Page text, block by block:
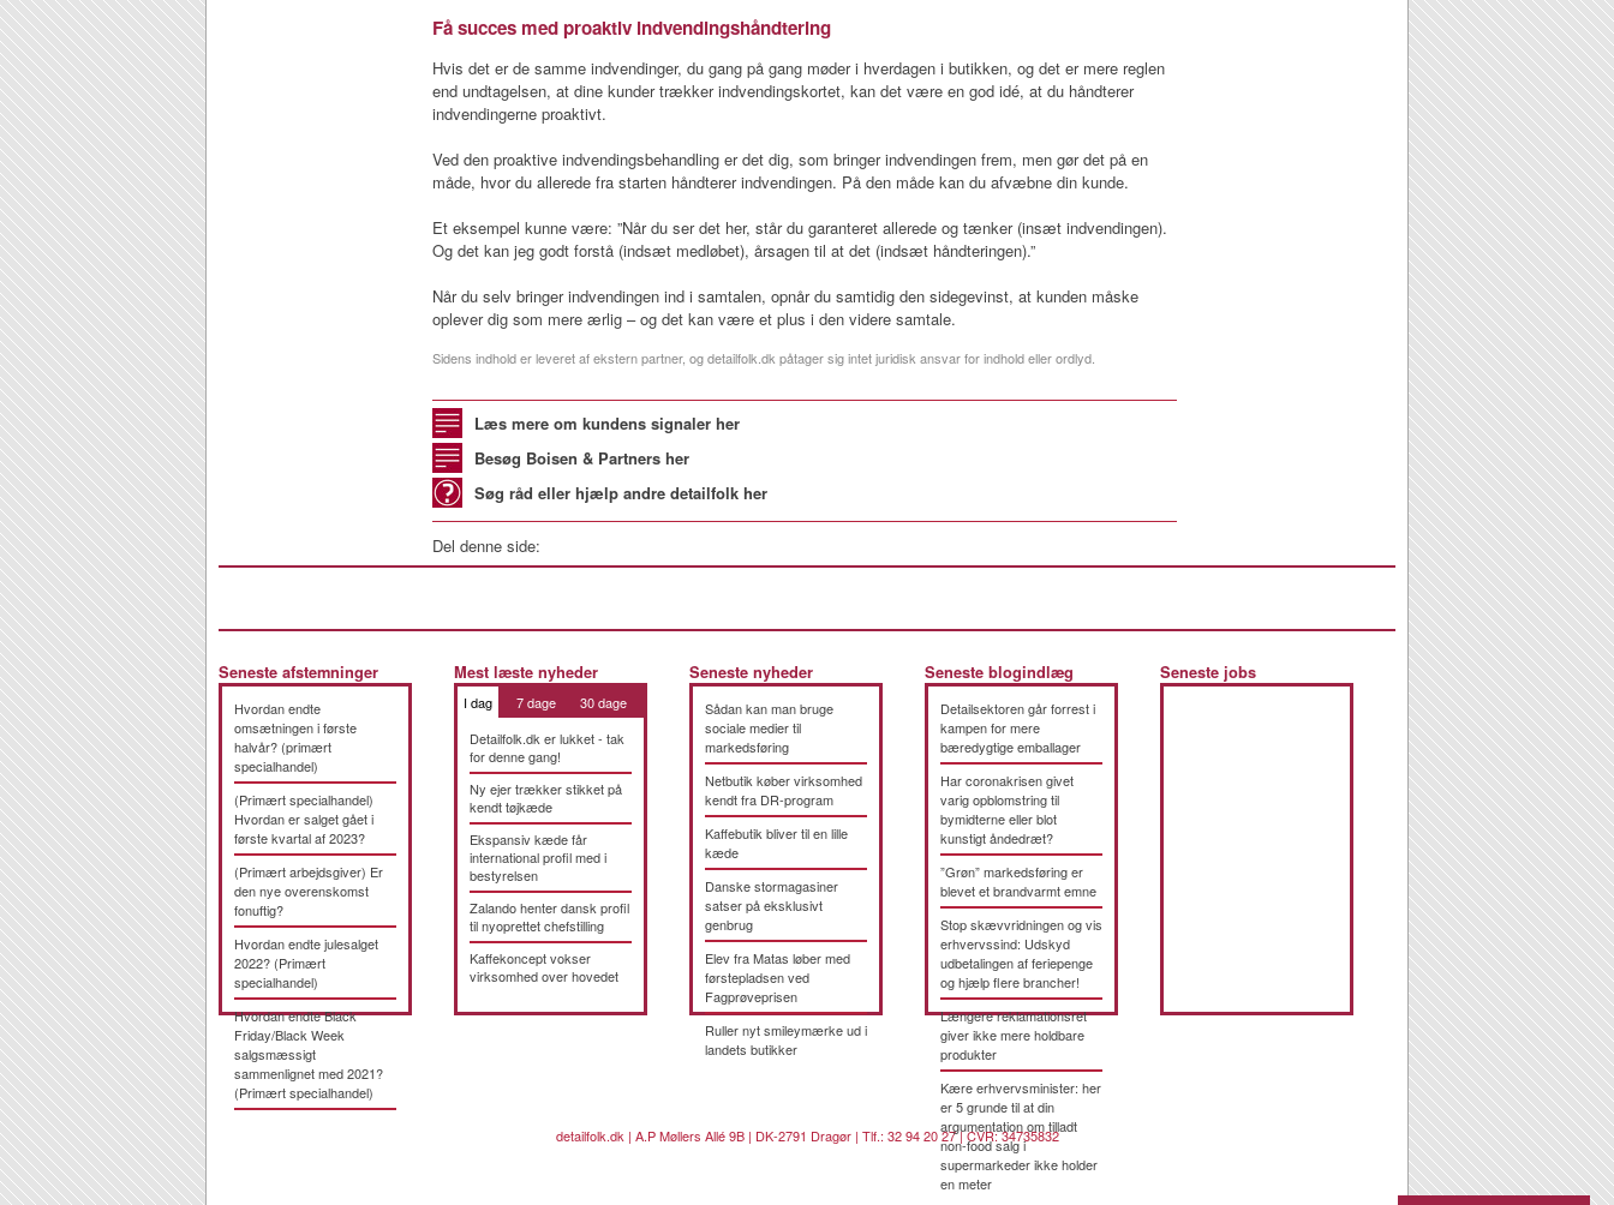
Få succes med proaktiv indvendingshåndtering
Hvis det er de samme indvendinger, du gang på gang møder i hverdagen i butikken, og det er mere reglen
end undtagelsen, at dine kunder trækker indvendingskortet, kan det være en god idé, at du håndterer
indvendingerne proaktivt.
Ved den proaktive indvendingsbehandling er det dig, som bringer indvendingen frem, men gør det på en
måde, hvor du allerede fra starten håndterer indvendingen. På den måde kan du afvæbne din kunde.
Et eksempel kunne være: ”Når du ser det her, står du garanteret allerede og tænker (insæt indvendingen).
Og det kan jeg godt forstå (indsæt medløbet), årsagen til at det (indsæt håndteringen).”
Når du selv bringer indvendingen ind i samtalen, opnår du samtidig den sidegevinst, at kunden måske
oplever dig som mere ærlig – og det kan være et plus i den videre samtale.
Sidens indhold er leveret af ekstern partner, og detailfolk.dk påtager sig intet juridisk ansvar for indhold eller ordlyd.
Læs mere om kundens signaler her
Besøg Boisen & Partners her
Søg råd eller hjælp andre detailfolk her
Del denne side:
Seneste afstemninger
Hvordan endte
omsætningen i første
halvår? (primært
specialhandel)
(Primært specialhandel)
Hvordan er salget gået i
første kvartal af 2023?
(Primært arbejdsgiver) Er
den nye overenskomst
fonuftig?
Hvordan endte julesalget
2022? (Primært
specialhandel)
Hvordan endte Black
Friday/Black Week
salgsmæssigt
sammenlignet med 2021?
(Primært specialhandel)
Mest læste nyheder
I dag 7 dage
30 dage
Detailfolk.dk er lukket - tak
for denne gang!
Ny ejer trækker stikket på
kendt tøjkæde
Ekspansiv kæde får
international profil med i
bestyrelsen
Zalando henter dansk profil
til nyoprettet chefstilling
Kaffekoncept vokser
virksomhed over hovedet
Seneste nyheder
Sådan kan man bruge
sociale medier til
markedsføring
Netbutik køber virksomhed
kendt fra DR-program
Kaffebutik bliver til en lille
kæde
Danske stormagasiner
satser på eksklusivt
genbrug
Elev fra Matas løber med
førstepladsen ved
Fagprøveprisen
Ruller nyt smileymærke ud i
landets butikker
Seneste blogindlæg
Detailsektoren går forrest i
kampen for mere
bæredygtige emballager
Har coronakrisen givet
varig opblomstring til
bymidterne eller blot
kunstigt åndedræt?
”Grøn” markedsføring er
blevet et brandvarmt emne
Stop skævvridningen og vis
erhvervssind: Udskyd
udbetalingen af feriepenge
og hjælp flere brancher!
Længere reklamationsret
giver ikke mere holdbare
produkter
Kære erhvervsminister: her
er 5 grunde til at din
argumentation om tilladt
non-food salg i
supermarkeder ikke holder
en meter
Seneste jobs
detailfolk.dk | A.P Møllers Allé 9B | DK-2791 Dragør | Tlf.: 32 94 20 27 | CVR: 34735832